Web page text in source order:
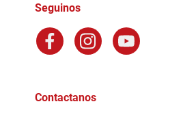
Seguinos
Contactanos